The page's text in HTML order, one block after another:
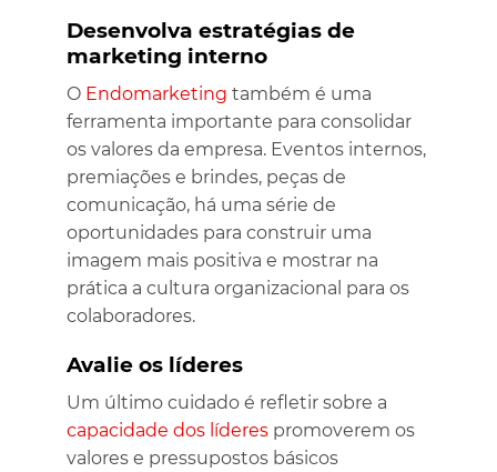
Desenvolva estratégias de
marketing interno
O Endomarketing também é uma
ferramenta importante para consolidar
os valores da empresa. Eventos internos,
premiações e brindes, peças de
comunicação, há uma série de
oportunidades para construir uma
imagem mais positiva e mostrar na
prática a cultura organizacional para os
colaboradores.
Avalie os líderes
Um último cuidado é refletir sobre a
capacidade dos líderes promoverem os
valores e pressupostos básicos